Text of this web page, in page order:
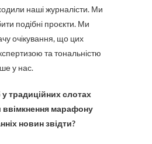
наші журналісти. Ми
подібні проєкти. Ми
очікування, що цих
та тональністю
у нас.
традиційних слотах
ввімкнення марафону
новин звідти?